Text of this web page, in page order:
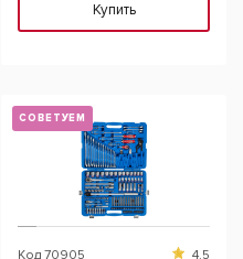
Купить
СОВЕТУЕМ
Код 70905 4.5